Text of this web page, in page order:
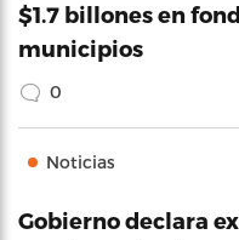
$1.7 billones en
municipios
0
Noticias
Gobierno declara